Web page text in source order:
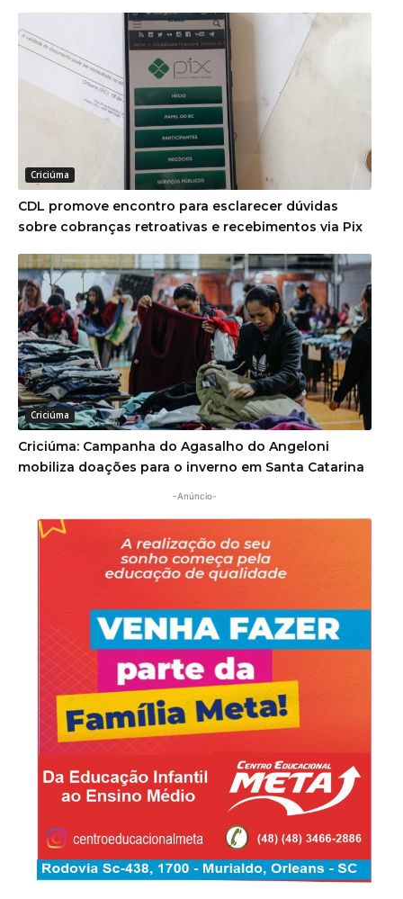
Criciúma
CDL promove encontro para esclarecer dúvidas
sobre cobranças retroativas e recebimentos via Pix
Criciúma
Criciúma: Campanha do Agasalho do Angeloni
mobiliza doações para o inverno em Santa Catarina
-Anúncio-